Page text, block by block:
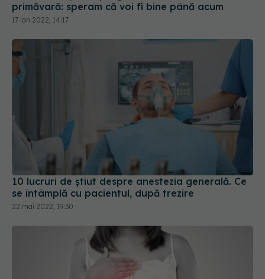
10 lucruri de știut despre anestezia generală. Ce
se întâmplă cu pacientul, după trezire